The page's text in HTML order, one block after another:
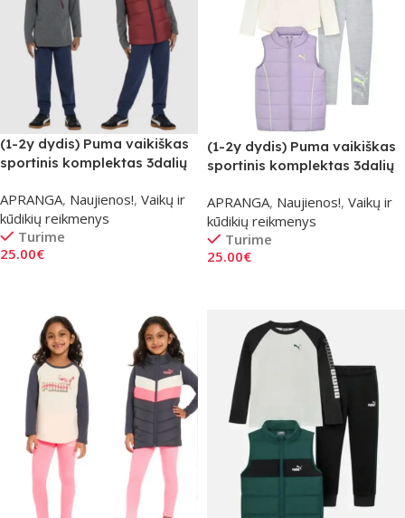
(1-2y dydis) Puma vaikiškas
sportinis komplektas 3dalių
APRANGA, Naujienos!, Vaikų ir
kūdikių reikmenys
Turime
25.00€
(1-2y dydis) Puma vaikiškas
sportinis komplektas 3dalių
APRANGA, Naujienos!, Vaikų ir
kūdikių reikmenys
Turime
25.00€